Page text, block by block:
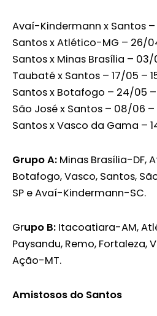
Avaí-Kindermann x Santos –
Santos x Atlético-MG – 26/
Santos x Minas Brasília – 03/
Taubaté x Santos – 17/05 –
Santos x Botafogo – 24/05 –
São José x Santos – 08/06 –
Santos x Vasco da Gama –
Grupo A: Minas Brasília-DF,
Botafogo, Vasco, Santos,
SP e Avaí-Kindermann-SC.
Grupo B: Itacoatiara-AM,
Paysandu, Remo, Fortaleza,
Ação-MT.
Amistosos do Santos